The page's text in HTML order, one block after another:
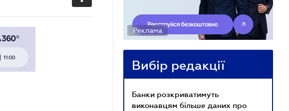
Реклама
Вибір редакції
Банки розкриватимуть
виконавцям більше даних про